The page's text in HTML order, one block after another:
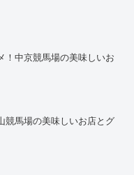
！中京競馬場の美味しいお
競馬場の美味しいお店とグ